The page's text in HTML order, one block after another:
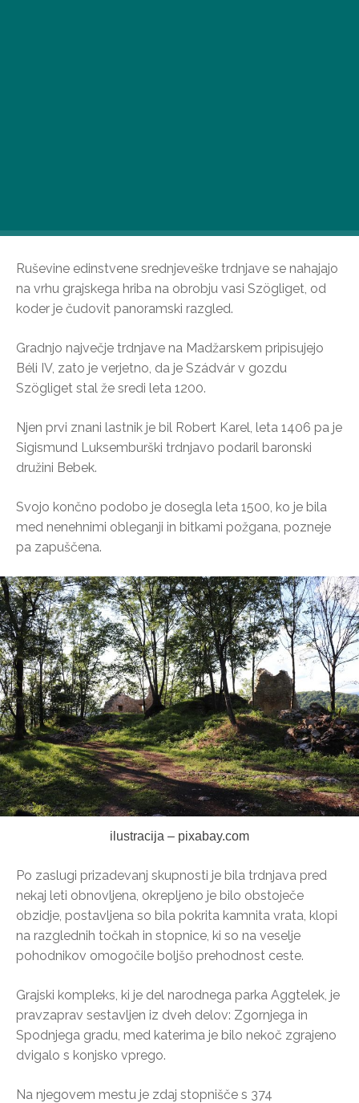
Ruševine edinstvene srednjeveške trdnjave se nahajajo
na vrhu grajskega hriba na obrobju vasi Szögliget, od
koder je čudovit panoramski razgled.
Gradnjo največje trdnjave na Madžarskem pripisujejo
Béli IV, zato je verjetno, da je Szádvár v gozdu
Szögliget stal že sredi leta 1200.
Njen prvi znani lastnik je bil Robert Karel, leta 1406 pa je
Sigismund Luksemburški trdnjavo podaril baronski
družini Bebek.
Svojo končno podobo je dosegla leta 1500, ko je bila
med nenehnimi obleganji in bitkami požgana, pozneje
pa zapuščena.
ilustracija – pixabay.com
Po zaslugi prizadevanj skupnosti je bila trdnjava pred
nekaj leti obnovljena, okrepljeno je bilo obstoječe
obzidje, postavljena so bila pokrita kamnita vrata, klopi
na razglednih točkah in stopnice, ki so na veselje
pohodnikov omogočile boljšo prehodnost ceste.
Grajski kompleks, ki je del narodnega parka Aggtelek, je
pravzaprav sestavljen iz dveh delov: Zgornjega in
Spodnjega gradu, med katerima je bilo nekoč zgrajeno
dvigalo s konjsko vprego.
Na njegovem mestu je zdaj stopnišče s 374